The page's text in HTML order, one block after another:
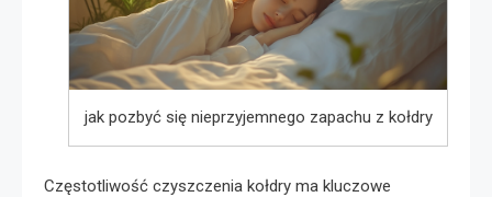
jak pozbyć się nieprzyjemnego zapachu z kołdry
Częstotliwość czyszczenia kołdry ma kluczowe